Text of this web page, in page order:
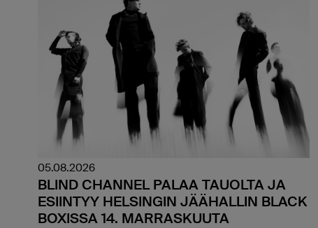
05.08.2026
BLIND CHANNEL PALAA TAUOLTA JA
ESIINTYY HELSINGIN JÄÄHALLIN BLACK
BOXISSA 14. MARRASKUUTA